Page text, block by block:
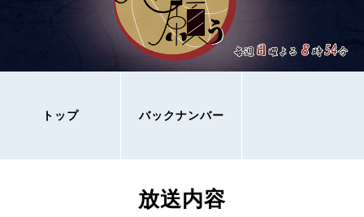
トップ バックナンバー
放送内容